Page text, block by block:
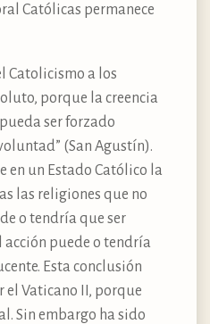
Católicas permanece
Catolicismo a los
porque la creencia
ser forzado
(San Agustín).
en un Estado Católico la
las religiones que no
o tendría que ser
puede o tendría
Esta conclusión
el Vaticano II, porque
Sin embargo ha sido